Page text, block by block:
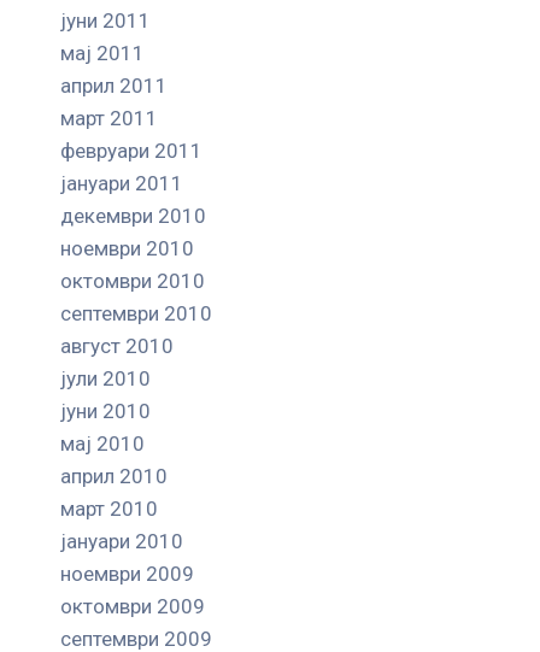
јуни 2011
мај 2011
април 2011
март 2011
февруари 2011
јануари 2011
декември 2010
ноември 2010
октомври 2010
септември 2010
август 2010
јули 2010
јуни 2010
мај 2010
април 2010
март 2010
јануари 2010
ноември 2009
октомври 2009
септември 2009